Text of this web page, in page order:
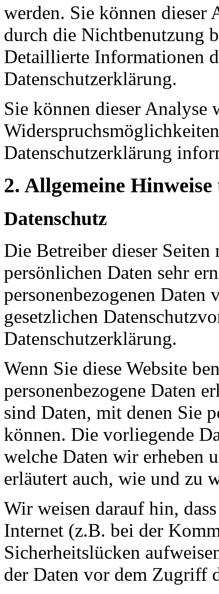
werden. Sie können dieser
durch die Nichtbenutzung
Detaillierte Informationen
Datenschutzerklärung.
Sie können dieser Analyse
Datenschutzerklärung
2. Allgemeine
Datenschutz
Die Betreiber dieser Seiten
persönlichen Daten sehr
personenbezogenen Daten
gesetzlichen
Datenschutzerklärung.
Wenn Sie diese Website
personenbezogene Daten
sind Daten, mit denen Sie
können. Die vorliegende
welche Daten wir erheben
erläutert auch, wie und zu
Wir weisen darauf hin,
Internet (z.B. bei der
Sicherheitslücken
der Daten vor dem Zugriff